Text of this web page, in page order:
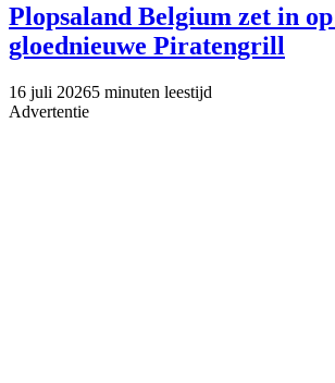
Plopsaland Belgium zet in
gloednieuwe Piratengrill
16 juli 20265 minuten leestijd
Advertentie